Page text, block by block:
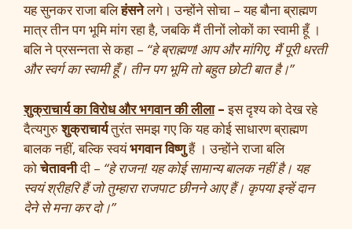
यह सुनकर राजा बलिहंसनेलगे। उन्होंने सोचा – यह बौना ब्राह्मण
मात्र तीन पग भूमि मांग रहा है, जबकि मैं तीनों लोकों का स्वामी हूँ ।
बलि ने प्रसन्नता से कहा – “हे ब्राह्मण! आप और मांगिए, मैं पूरी धरती
और स्वर्ग का स्वामी हूँ। तीन पग भूमि तो बहुत छोटी बात है।”
शुक्राचार्य का विरोध और भगवान की लीला–इस दृश्य को देख रहे
दैत्यगुरुशुक्राचार्यतुरंत समझ गए कि यह कोई साधारण ब्राह्मण
बालक नहीं, बल्कि स्वयंभगवान विष्णुहैं । उन्होंने राजा बलि
कोचेतावनीदी – “हे राजन! यह कोई सामान्य बालक नहीं है। यह
स्वयं श्रीहरि हैं जो तुम्हारा राजपाट छीनने आए हैं। कृपया इन्हें दान
देने से मना कर दो।”